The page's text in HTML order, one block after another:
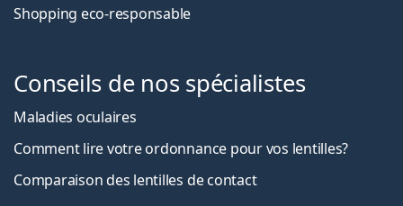
Shopping eco-responsable
Conseils de nos spécialistes
Maladies oculaires
Comment lire votre ordonnance pour vos lentilles?
Comparaison des lentilles de contact